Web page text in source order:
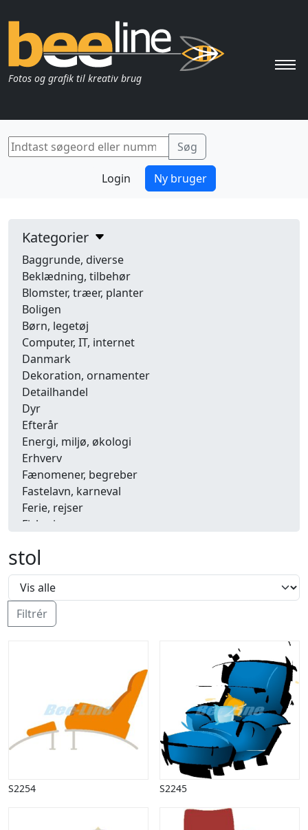
Fotos og grafik til kreativ brug
Login Ny bruger
Kategorier
Baggrunde, diverse
Beklædning, tilbehør
Blomster, træer, planter
Boligen
Børn, legetøj
Computer, IT, internet
Danmark
Dekoration, ornamenter
Detailhandel
Dyr
Efterår
Energi, miljø, økologi
Erhverv
Fænomener, begreber
Fastelavn, karneval
Ferie, rejser
Fiskeri
Folkeslag
Forår
Fritid, hobby
Frugt, grønt
Halloween
Kærlighed, bryllup
Kommunikation, nyhedsformidling
Lov, orden
stol
Filtrér
S2254 S2245